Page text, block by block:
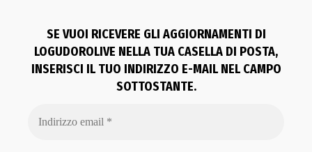
SE VUOI RICEVERE GLI AGGIORNAMENTI DI
LOGUDOROLIVE NELLA TUA CASELLA DI POSTA,
INSERISCI IL TUO INDIRIZZO E-MAIL NEL CAMPO
SOTTOSTANTE.